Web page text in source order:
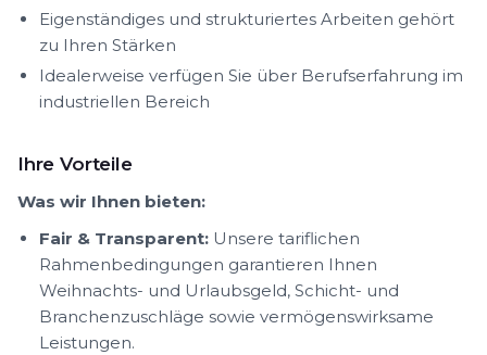
Eigenständiges und strukturiertes Arbeiten gehört
zu Ihren Stärken
Idealerweise verfügen Sie über Berufserfahrung im
industriellen Bereich
Ihre Vorteile
Was wir Ihnen bieten:
Fair & Transparent: Unsere tariflichen
Rahmenbedingungen garantieren Ihnen
Weihnachts- und Urlaubsgeld, Schicht- und
Branchenzuschläge sowie vermögenswirksame
Leistungen.